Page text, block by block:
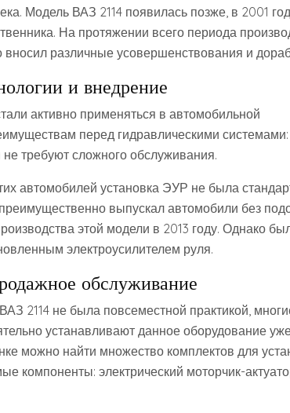
Модель ВАЗ 2114 появилась позже, в 2001
На протяжении всего периода
различные усовершенствования и
и внедрение
активно применяться в автомобильной
перед гидравлическими
требуют сложного обслуживания.
автомобилей установка ЭУР не была
выпускал автомобили без
этой модели в 2013 году. Однако
электроусилителем руля.
обслуживание
2114 не была повсеместной практикой,
устанавливают данное оборудование
можно найти множество комплектов для
компоненты: электрический моторчик-